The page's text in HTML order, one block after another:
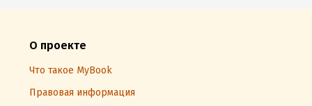
О проекте
Что такое MyBook
Правовая информация